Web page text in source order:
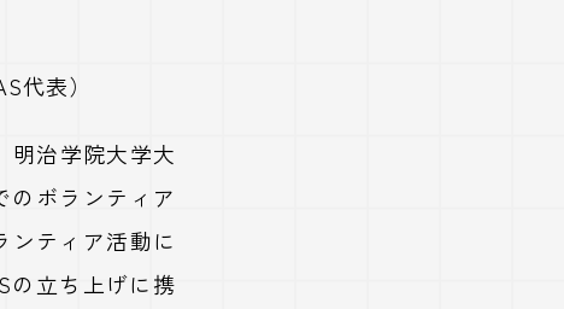
代表）
明治学院大学大
のボランティア
ンティア活動に
の立ち上げに携